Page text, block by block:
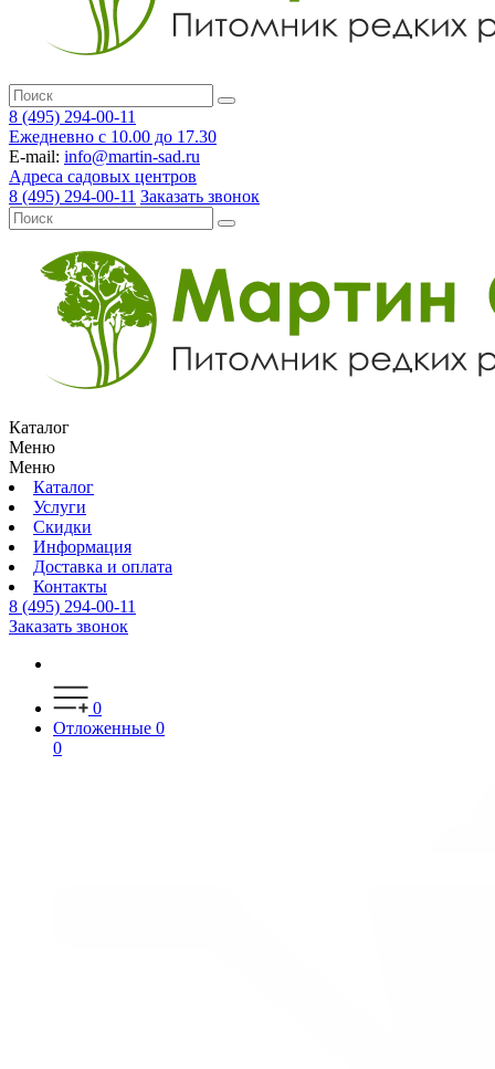
8 (495) 294-00-11
Ежедневно с 10.00 до 17.30
E-mail: info@martin-sad.ru
Адреса садовых центров
8 (495) 294-00-11 Заказать звонок
Каталог
Меню
Меню
Каталог
Услуги
Скидки
Информация
Доставка и оплата
Контакты
8 (495) 294-00-11
Заказать звонок
0
Отложенные 0
0